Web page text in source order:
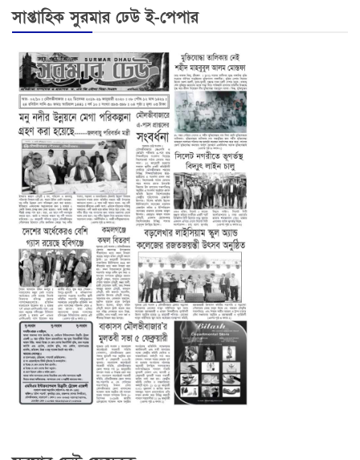
সাপ্তাহিক সুরমার ঢেউ ই-পেপার